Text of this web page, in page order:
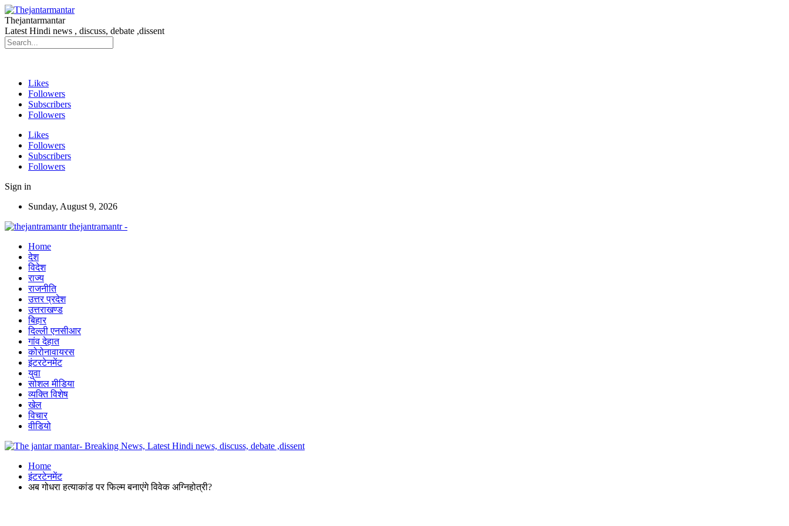
Thejantarmantar
Latest Hindi news , discuss, debate ,dissent
Likes
Followers
Subscribers
Followers
Likes
Followers
Subscribers
Followers
Sign in
Sunday, August 9, 2026
thejantramantr -
Home
देश
विदेश
राज्य
राजनीति
उत्तर प्रदेश
उत्तराखण्ड
बिहार
दिल्ली एनसीआर
गांव देहात
कोरोनावायरस
इंटरटेनमेंट
युवा
सोशल मीडिया
व्यक्ति विशेष
खेल
विचार
वीडियो
Home
इंटरटेनमेंट
अब गोधरा हत्याकांड पर फिल्म बनाएंगे विवेक अग्निहोत्री?